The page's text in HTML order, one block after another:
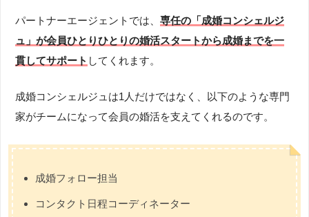
パートナーエージェントでは、専任の「成婚コンシェルジ
ュ」が会員ひとりひとりの婚活スタートから成婚までを一
貫してサポート してくれます。
成婚コンシェルジュは1人だけではなく、以下のような専門
家がチームになって会員の婚活を支えてくれるのです。
成婚フォロー担当
コンタクト日程コーディネーター